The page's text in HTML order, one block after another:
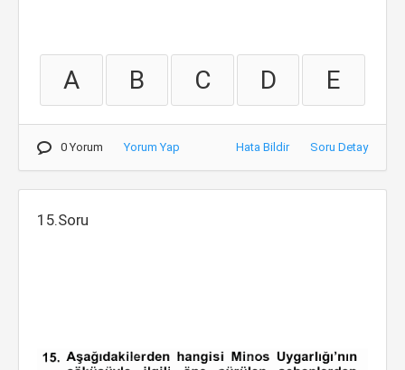
A B C D E
0 Yorum Yorum Yap Hata Bildir Soru Detay
15.Soru